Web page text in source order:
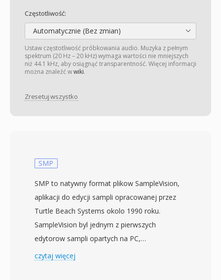
Częstotliwość:
Automatycznie (Bez zmian)
Ustaw częstotliwość próbkowania audio. Muzyka z pełnym
spektrum (20 Hz – 20 kHz) wymaga wartości nie mniejszych
niż 44.1 kHz, aby osiągnąć transparentność. Więcej informacji
można znaleźć wwiki.
Zresetuj wszystko
SMP
SMP to natywny format plikow SampleVision,
aplikacji do edycji sampli opracowanej przez
Turtle Beach Systems okolo 1990 roku.
SampleVision byl jednym z pierwszych
edytorow sampli opartych na PC,
pozwalajacym muzykom wizualizowac
czytaj więcej